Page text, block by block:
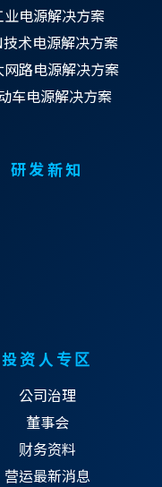
业电源解决方案
技术电源解决方案
网路电源解决方案
车电源解决方案
研发新知
投资人专区
公司治理
董事会
财务资料
营运最新消息